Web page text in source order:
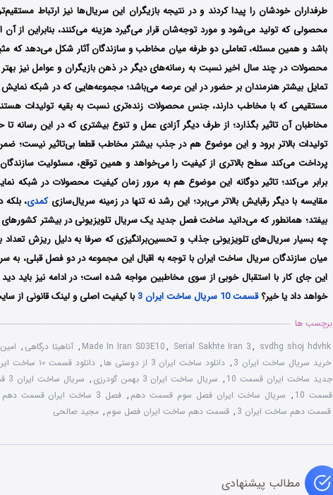
طرفداران خودشان را پیدا کردند و در نتیجه بازیگران این سریال‌ها نیز ارتباط
محصولی که تولید می‌شود و مورد توجه‌شان قرار می‌گیرد هزینه می‌کنند، بنابراین از آن
باشد و همین مسئله، تعاملی دو طرفه میان مخاطب و سازندگان آثار شکل می‌دهد که
محصولات در چند سال اخیر نسبت به رسانه‌های دیگر در ذهن بازیگران و عوامل نیز
تمایل بیشتر هنرمندان بر حضور در این عرصه می‌باشد؛ مجموعه‌هایی که در شبکه نمایش
مستقیمی که با مخاطب دارند، جنس محصولات زنده‌تری نسبت به بقیه تولیدات
مخاطبان آن تاثیر بگذارد؛ از طرف دیگر آزادی عمل و تنوع بیشتری که در این رسانه
تولیدات بالاتر برود و این موضوع هم در جذب بیشتر مخاطب قطعا بی‌تاثیر نیست؛
پرداخت می‌کند سطح بالاتری از کیفیت را می‌خواهد و همین توقع، مسئولیت
برابر می‌کند؛ تاثیر دوگانه این موضوع هم به مرور زمان کیفیت محصولات در شبکه
مقایسه با دیگر رقبایش بالاتر می‌برد؛ این رشد نه تنها در زمینه سریال‌سازیکمدی، بلکه
بیفتد؛ همانطور که می‌دانید ساخت فصل جدید یک سریال تلویزیونی در بیشتر
چه بسیار سریال‌های تلویزیونی جذاب و تحسین‌برانگیزی که صرفا به دلیل ریزش تعداد
میان سازندگان سریال ساخت ایران با توجه به اقبال این مجموعه در دو فصل قبلی، به
این جای کار با استقبال خوبی از سوی مخاطبین مواجه شده است؛ در ادامه نیز باید
خواهد داد یا خیر؟قسمت 10 سریال ساخت ایران 3 با کیفیت اصلی و لینک قانونی از
برچسب ها
Made In Iran S03E10, Serial Sakhte Iran 3, svdhg shoj hdvhk
, آناهیتا درگاهی ,
خرید سریال ساخت ایران 3
, دانلود ساخت ایران 3 از دوستی ها , دانلود قسمت ۱۰ ساخت ایران ۳
جدید ساخت ایران قسمت 10
, سریال ساخت ایران 3 بهمن گودرزی , سریال ساخت ایران 3 قسمت دهم
قسمت 10
, سریال ساخت ایران فصل سوم قسمت دهم , فصل 3 ساخت ایران قسمت دهم
قسمت دهم ساخت ایران 3
, قسمت دهم ساخت ایران فصل سوم , مجید صالحی
مطالب پیشنهادی